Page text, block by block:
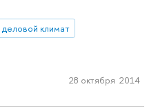
деловой климат
28 октября 2014